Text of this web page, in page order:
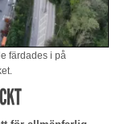
färdades i på